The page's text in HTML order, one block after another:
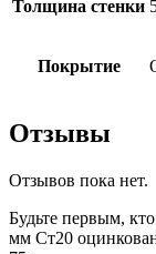
Толщина стенки
Покрытие
Отзывы
Отзывов пока нет.
Будьте первым,
мм Ст20